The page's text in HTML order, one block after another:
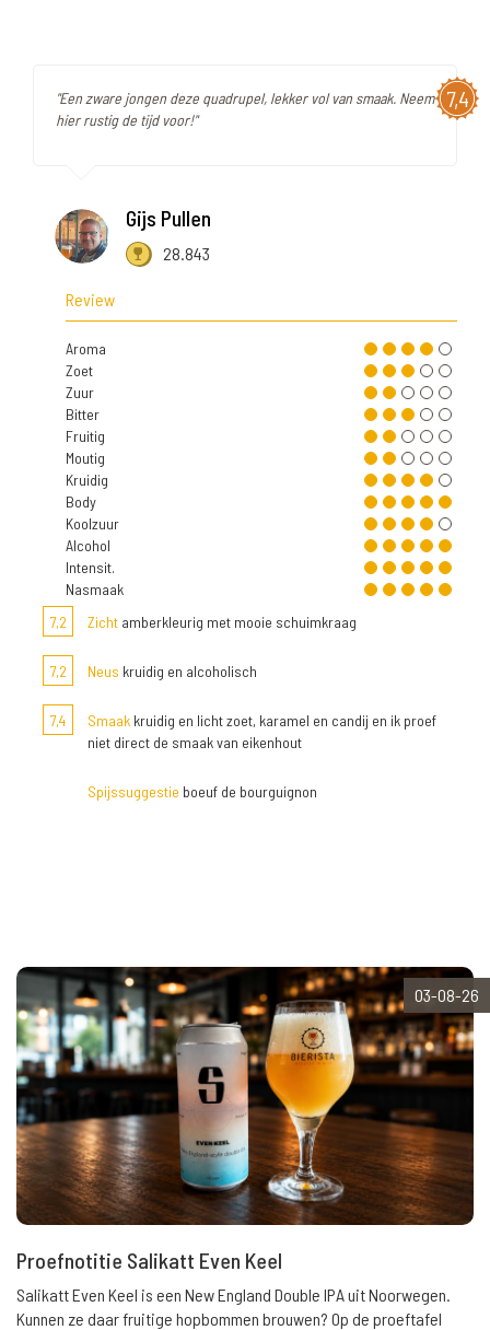
7,4
"Een zware jongen deze quadrupel, lekker vol van smaak. Neem
hier rustig de tijd voor!"
Gijs Pullen
28.843
Review
Aroma
Zoet
Zuur
Bitter
Fruitig
Moutig
Kruidig
Body
Koolzuur
Alcohol
Intensit.
Nasmaak
7,2
Zicht amberkleurig met mooie schuimkraag
7,2 Neus kruidig en alcoholisch
7,4 Smaak kruidig en licht zoet, karamel en candij en ik proef
niet direct de smaak van eikenhout
Spijssuggestie boeuf de bourguignon
03-08-26
Proefnotitie Salikatt Even Keel
Salikatt Even Keel is een New England Double IPA uit Noorwegen.
Kunnen ze daar fruitige hopbommen brouwen? Op de proeftafel